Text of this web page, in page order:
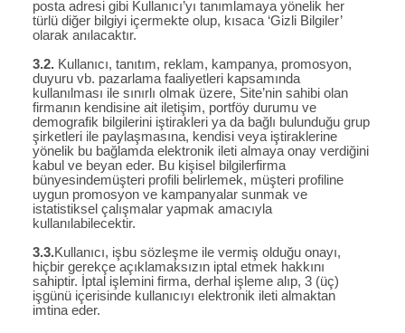
posta adresi gibi Kullanıcı’yı tanımlamaya yönelik her
türlü diğer bilgiyi içermekte olup, kısaca ‘Gizli Bilgiler’
olarak anılacaktır.
3.2. Kullanıcı, tanıtım, reklam, kampanya, promosyon,
duyuru vb. pazarlama faaliyetleri kapsamında
kullanılması ile sınırlı olmak üzere, Site’nin sahibi olan
firmanın kendisine ait iletişim, portföy durumu ve
demografik bilgilerini iştirakleri ya da bağlı bulunduğu grup
şirketleri ile paylaşmasına, kendisi veya iştiraklerine
yönelik bu bağlamda elektronik ileti almaya onay verdiğini
kabul ve beyan eder. Bu kişisel bilgilerfirma
bünyesindemüşteri profili belirlemek, müşteri profiline
uygun promosyon ve kampanyalar sunmak ve
istatistiksel çalışmalar yapmak amacıyla
kullanılabilecektir.
3.3.Kullanıcı, işbu sözleşme ile vermiş olduğu onayı,
hiçbir gerekçe açıklamaksızın iptal etmek hakkını
sahiptir. İptal işlemini firma, derhal işleme alıp, 3 (üç)
işgünü içerisinde kullanıcıyı elektronik ileti almaktan
imtina eder.